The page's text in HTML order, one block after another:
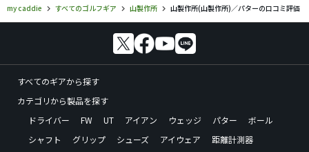
my caddie
すべてのゴルフギア 山製作所 山製作所(山製作所)／パターの口コミ評価
すべてのギアから探す
カテゴリから製品を探す
ドライバー
FW UT アイアン ウェッジ パター
ボール
シャフト
グリップ シューズ アイウェア
距離計測器